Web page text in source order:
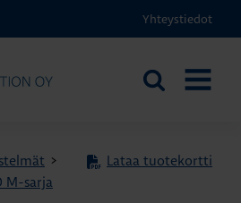
Yhteystiedot
Etsi
>
M-sarja
Lataa tuotekortti